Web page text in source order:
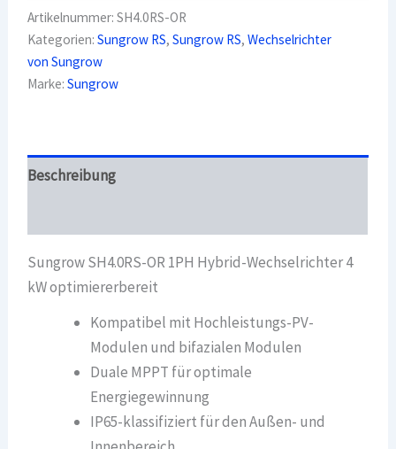
1PH
Hybrid-
Wechselrichter
4
kW
Artikelnummer:SH4.0RS-OR
Kategorien:Sungrow RS,Sungrow RS,Wechselrichter
von Sungrow
Marke:Sungrow
Beschreibung
Sungrow SH4.0RS-OR 1PH Hybrid-Wechselrichter 4
kW optimiererbereit
Kompatibel mit Hochleistungs-PV-
Modulen und bifazialen Modulen
Duale MPPT für optimale
Energiegewinnung
IP65-klassifiziert für den Außen- und